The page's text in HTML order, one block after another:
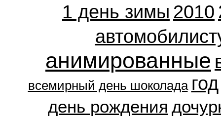
1 день зимы 2010
анимированные
всемирный день шоколада год
день рождения